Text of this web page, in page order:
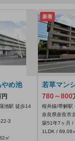
やめ池
円
池駅 徒歩14
㎡
新着
若草マン
780～800
桜井線/帯解駅
奈良県奈良市
築51年7ヶ月 /
1LDK / 69.08